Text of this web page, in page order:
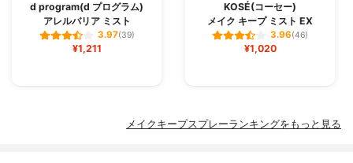
d program(d プログラム)
アレルバリア ミスト
3.97(39)
¥1,211
KOSÉ(コーセー)
メイク キープ ミスト EX
3.96(46)
¥1,020
メイクキープスプレーランキングをもっと見る